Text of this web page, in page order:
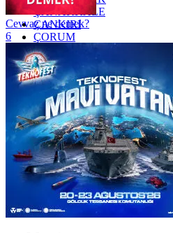
ÇANAKKALE
ÇANKIRI
ÇORUM
İSTANBUL
İZMİR
ŞANLIURFA
ŞIRNAK
Cevvaz ne demek?
6